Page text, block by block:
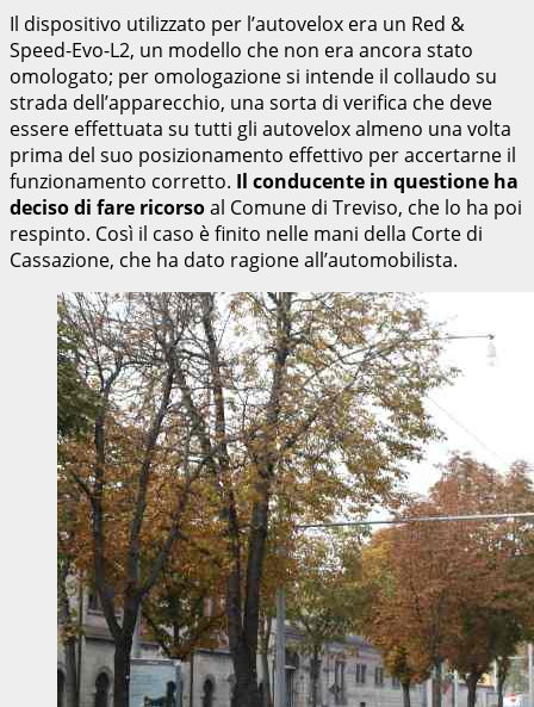
Il dispositivo utilizzato per l’autovelox era un Red &
Speed-Evo-L2, un modello che non era ancora stato
omologato; per omologazione si intende il collaudo su
strada dell’apparecchio, una sorta di verifica che deve
essere effettuata su tutti gli autovelox almeno una volta
prima del suo posizionamento effettivo per accertarne il
funzionamento corretto. Il conducente in questione ha
deciso di fare ricorsoal Comune di Treviso, che lo ha poi
respinto. Così il caso è finito nelle mani della Corte di
Cassazione, che ha dato ragione all’automobilista.